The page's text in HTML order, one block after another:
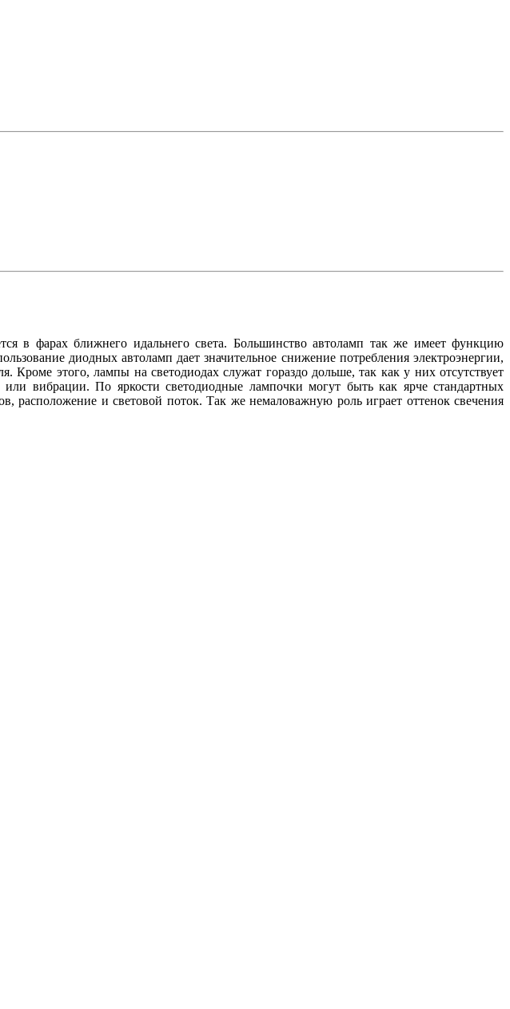
в фарах ближнего идальнего света. Большинство автоламп так же имеет функцию
диодных автоламп дает значительное снижение потребления электроэнергии,
Кроме этого, лампы на светодиодах служат гораздо дольше, так как у них отсутствует
вибрации. По яркости светодиодные лампочки могут быть как ярче стандартных
расположение и световой поток. Так же немаловажную роль играет оттенок свечения